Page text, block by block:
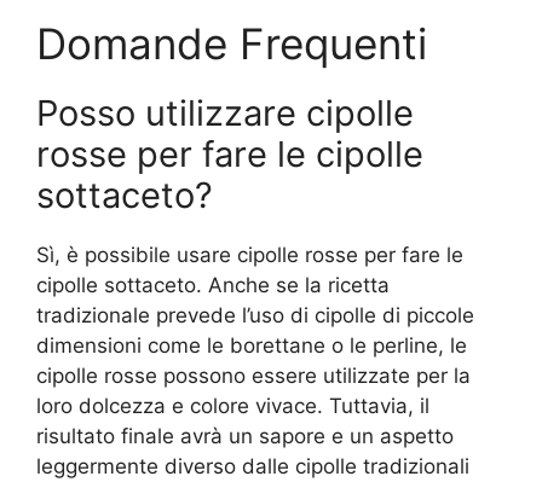
Domande Frequenti
Posso utilizzare cipolle
rosse per fare le cipolle
sottaceto?
Sì, è possibile usare cipolle rosse per fare le
cipolle sottaceto. Anche se la ricetta
tradizionale prevede l’uso di cipolle di piccole
dimensioni come le borettane o le perline, le
cipolle rosse possono essere utilizzate per la
loro dolcezza e colore vivace. Tuttavia, il
risultato finale avrà un sapore e un aspetto
leggermente diverso dalle cipolle tradizionali